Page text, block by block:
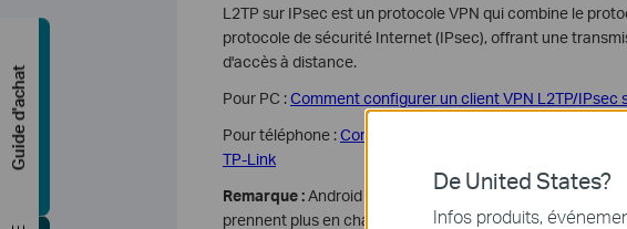
L2TP sur IPsec est un protocole VPN qui combine le
protocole de sécurité Internet (IPsec), offrant une
d'accès à distance.
Pour PC :Comment configurer un client VPN L2TP/IPsec
Pour téléphone :Comment configurer un client VPN
TP-Link
Remarque :Android 12 et les versions supérieures ont
prennent plus en charge le protocole L2TP.
De United States?
Infos produits,
Guide d'achat